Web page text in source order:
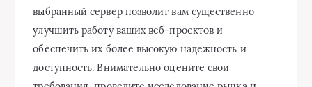
выбранный сервер позволит вам существенно
улучшить работу ваших веб-проектов и
обеспечить их более высокую надежность и
доступность. Внимательно оцените свои